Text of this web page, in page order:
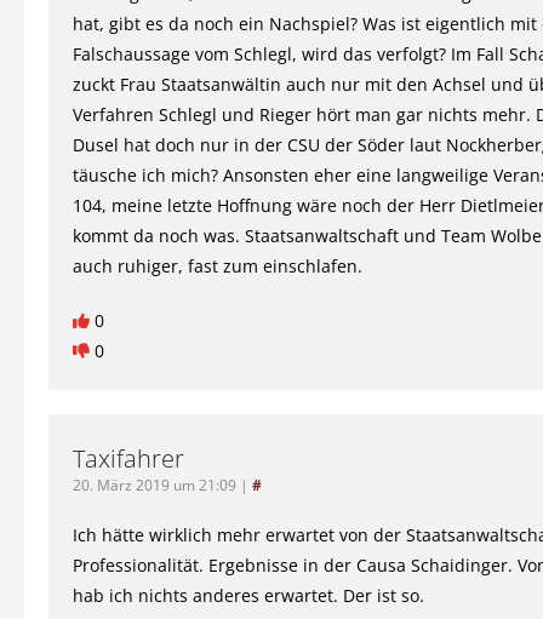
hat, gibt es da noch ein Nachspiel? Was ist eigentlich mit
Falschaussage vom Schlegl, wird das verfolgt? Im Fall
zuckt Frau Staatsanwältin auch nur mit den Achsel und
Verfahren Schlegl und Rieger hört man gar nichts mehr.
Dusel hat doch nur in der CSU der Söder laut
täusche ich mich? Ansonsten eher eine langweilige
104, meine letzte Hoffnung wäre noch der Herr
kommt da noch was. Staatsanwaltschaft und Team
auch ruhiger, fast zum einschlafen.
0
0
Taxifahrer
20. März 2019 um 21:09 | #
Ich hätte wirklich mehr erwartet von der
Professionalität. Ergebnisse in der Causa Schaidinger.
hab ich nichts anderes erwartet. Der ist so.